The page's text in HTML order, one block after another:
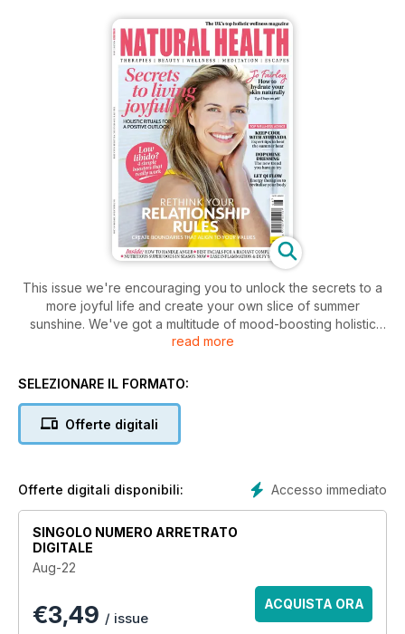
This issue we're encouraging you to unlock the secrets to a
more joyful life and create your own slice of summer
sunshine. We've got a multitude of mood-boosting holistic
rituals to try, plus the lowdown on the latest happiness trend -
your breathing, and find out if energy therapies are right for
perfect summer beauty buy? Don't miss our 9-page beauty
special which showcases our must-have products for the
read more
SELEZIONARE IL FORMATO:
Offerte digitali
Accesso immediato
Offerte digitali disponibili:
SINGOLO NUMERO ARRETRATO
DIGITALE
Aug-22
€3,49 / issue
ACQUISTA ORA